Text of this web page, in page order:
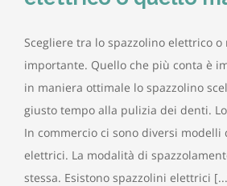
Scegliere tra lo spazzolino elettrico o
importante. Quello che più conta è
in maniera ottimale lo spazzolino
giusto tempo alla pulizia dei denti.
In commercio ci sono diversi modelli
elettrici. La modalità di
stessa. Esistono spazzolini elettrici